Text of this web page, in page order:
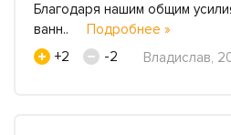
Благодаря нашим общим
ванн.. Подробнее »
+2
-2 Владислав,